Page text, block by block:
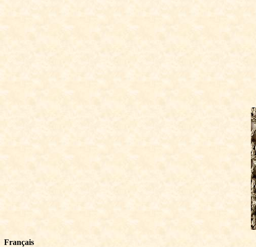
Français